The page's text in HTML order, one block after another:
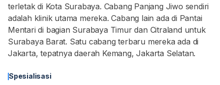
terletak di Kota Surabaya. Cabang Panjang Jiwo sendiri
adalah klinik utama mereka. Cabang lain ada di Pantai
Mentari di bagian Surabaya Timur dan Citraland untuk
Surabaya Barat. Satu cabang terbaru mereka ada di
Jakarta, tepatnya daerah Kemang, Jakarta Selatan.
Spesialisasi